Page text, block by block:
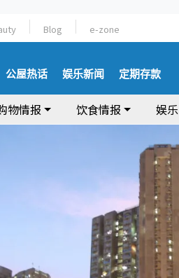
Blog e-zone
公屋热话 娱乐新闻 定期存款
物情报 饮食情报 娱乐